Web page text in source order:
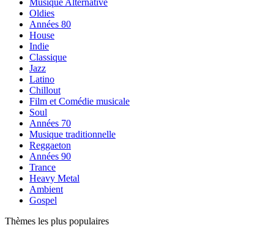
Musique Alternative
Oldies
Années 80
House
Indie
Classique
Jazz
Latino
Chillout
Film et Comédie musicale
Soul
Années 70
Musique traditionnelle
Reggaeton
Années 90
Trance
Heavy Metal
Ambient
Gospel
Thèmes les plus populaires